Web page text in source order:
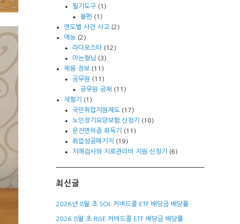
필기도구(1)
볼펜 (1)
연도별 사건 사고 (2)
예능 (2)
라디오스타(12)
아는형님 (3)
채용 정보 (11)
공무원
(11)
공무원 공채 (11)
체험기
(1)
국민취업지원제도(17)
노인장기요양보험 신청기
(10)
운전면허증 취득기
(11)
취업성공패키지
(19)
치매검사와 치료관리비 지원 신청기
(6)
최신글
2026년 8월 초 SOL 커버드콜 ETF 배당금 배당률
2026 8월 초 RISE 커버드콜 ETF 배당금 배당률